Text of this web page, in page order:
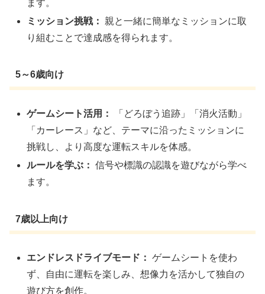
ます。
ミッション挑戦：
親と一緒に簡単なミッションに取
り組むことで達成感を得られます。
5～6歳向け
ゲームシート活用：
「どろぼう追跡」「消火活動」
「カーレース」など、テーマに沿ったミッションに
挑戦し、より高度な運転スキルを体感。
ルールを学ぶ： 信号や標識の認識を遊びながら学べ
ます。
7歳以上向け
エンドレスドライブモード： ゲームシートを使わ
ず、自由に運転を楽しみ、想像力を活かして独自の
遊び方を創作。